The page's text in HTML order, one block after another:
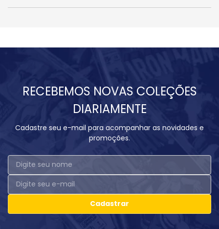
RECEBEMOS NOVAS COLEÇÕES
DIARIAMENTE
Cadastre seu e-mail para acompanhar as novidades e
promoções.
Cadastrar